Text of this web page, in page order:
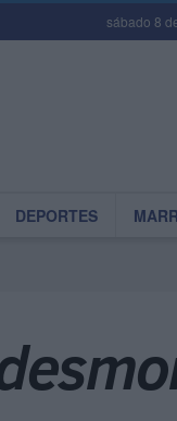
sábado 8
DEPORTES